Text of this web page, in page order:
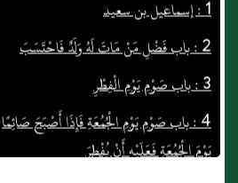
2 : باب فَضْلِ مَنْ مَاتَ لَهُ وَلَدٌ فَاحْتَسَبَ
3 : باب صَوْمِ يَوْمِ الْفِطْرِ
4 : باب صَوْمِ يَوْمِ الْجُمُعَةِ فَإِذَا أَصْبَحَ صَائِمًا
يَوْمَ الْجُمُعَةِ فَعَلَيْهِ أَنْ يُفْطِرَ
5 : عباس بن جعفر بن زيد بن طلق الشني